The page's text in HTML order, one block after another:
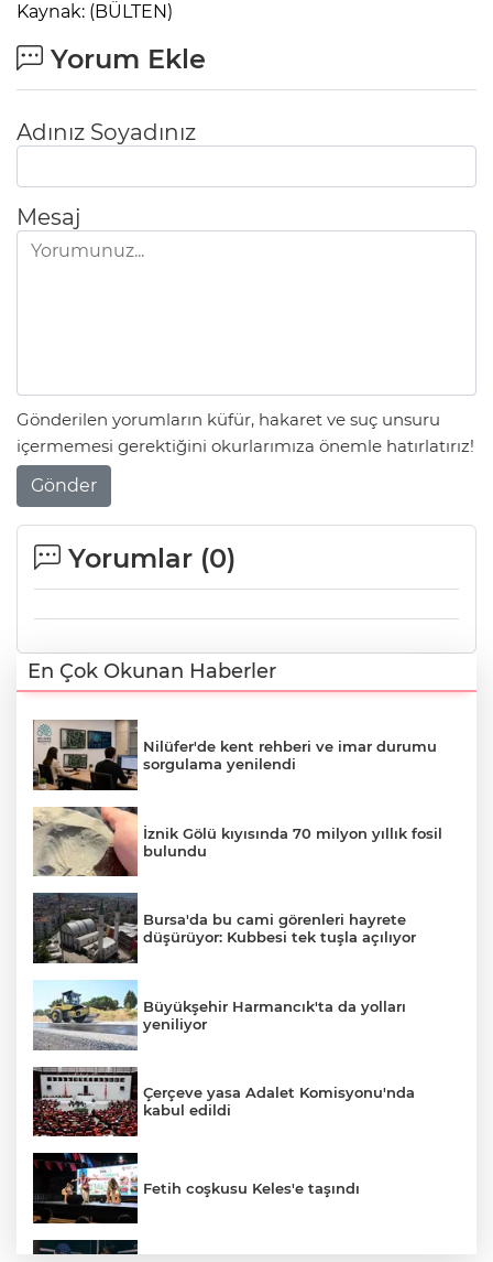
Kaynak: (BÜLTEN)
Yorum Ekle
Adınız Soyadınız
Mesaj
Gönderilen yorumların küfür, hakaret ve suç unsuru
içermemesi gerektiğini okurlarımıza önemle hatırlatırız!
Gönder
Yorumlar (0)
En Çok Okunan Haberler
Nilüfer'de kent rehberi ve imar durumu
sorgulama yenilendi
İznik Gölü kıyısında 70 milyon yıllık fosil
bulundu
Bursa'da bu cami görenleri hayrete
düşürüyor: Kubbesi tek tuşla açılıyor
Büyükşehir Harmancık'ta da yolları
yeniliyor
Çerçeve yasa Adalet Komisyonu'nda
kabul edildi
Fetih coşkusu Keles'e taşındı